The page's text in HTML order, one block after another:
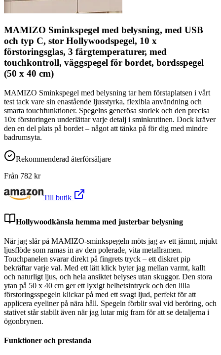
MAMIZO Sminkspegel med belysning, med USB
och typ C, stor Hollywoodspegel, 10 x
förstoringsglas, 3 färgtemperaturer, med
touchkontroll, väggspegel för bordet, bordsspegel
(50 x 40 cm)
MAMIZO Sminkspegel med belysning tar hem förstaplatsen i vårt
test tack vare sin enastående ljusstyrka, flexibla användning och
smarta touchfunktioner. Spegelns generösa storlek och den precisa
10x förstoringen underlättar varje detalj i sminkrutinen. Dock kräver
den en del plats på bordet – något att tänka på för dig med mindre
badrumsyta.
Rekommenderad återförsäljare
Från 782 kr
Till butik
Hollywoodkänsla hemma med justerbar belysning
När jag slår på MAMIZO-sminkspegeln möts jag av ett jämnt, mjukt
ljusflöde som ramas in av den polerade, vita metallramen.
Touchpanelen svarar direkt på fingrets tryck – ett diskret pip
bekräftar varje val. Med ett lätt klick byter jag mellan varmt, kallt
och naturligt ljus, och hela ansiktet belyses utan skuggor. Den stora
ytan på 50 x 40 cm ger ett lyxigt helhetsintryck och den lilla
förstoringsspegeln klickar på med ett svagt ljud, perfekt för att
applicera eyeliner på nära håll. Spegeln förblir sval vid beröring, och
stativet står stabilt även när jag lutar mig fram för att se detaljerna i
ögonbrynen.
Funktioner och prestanda